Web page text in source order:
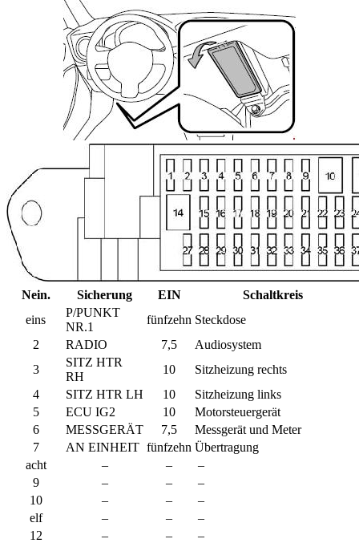
Nein. Sicherung EIN
Schaltkreis
eins
P/PUNKT
NR.1
fünfzehn Steckdose
2
RADIO 7,5
Audiosystem
3
SITZ HTR
RH
10
Sitzheizung rechts
4
SITZ HTR LH 10
Sitzheizung links
5
ECU IG2 10
Motorsteuergerät
6
MESSGERÄT 7,5
Messgerät und Meter
7
AN EINHEIT fünfzehn Übertragung
acht
– –
–
9
– –
–
10
– –
–
elf
– –
–
12
– –
–